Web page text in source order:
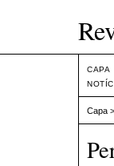
CAPA
Capa >